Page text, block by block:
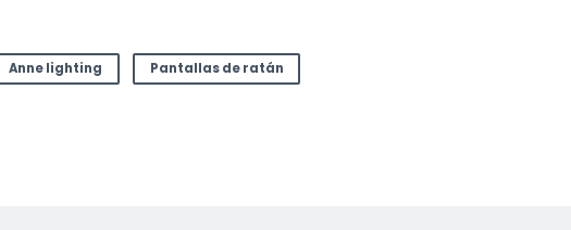
Anne lighting Pantallas de ratán